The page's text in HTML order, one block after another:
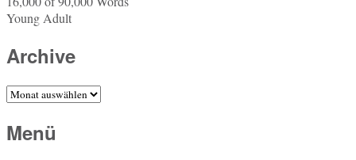
Young Adult
Archive
Archive
Menü